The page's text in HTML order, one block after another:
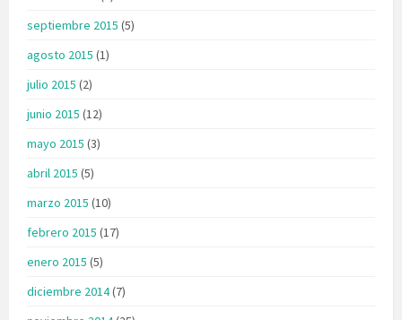
septiembre 2015 (5)
agosto 2015 (1)
julio 2015 (2)
junio 2015 (12)
mayo 2015 (3)
abril 2015 (5)
marzo 2015 (10)
febrero 2015 (17)
enero 2015 (5)
diciembre 2014(7)